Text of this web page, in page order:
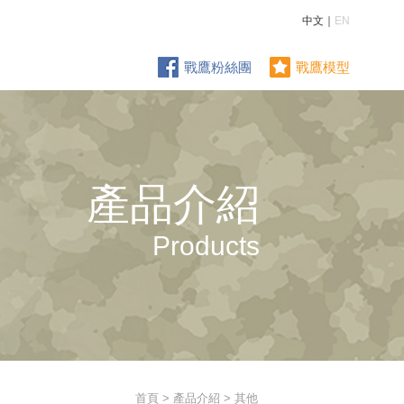
中文｜ EN
戰鷹粉絲團 戰鷹模型
產品介紹
Products
首頁 > 產品介紹 > 其他